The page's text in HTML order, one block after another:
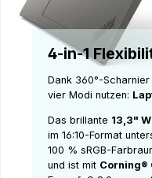
4-in-1
Dank 360°-
vier Modi nutzen:
Das brillante 13,3"
im 16:10-Format
100 % sRGB-
und ist mit Corning®